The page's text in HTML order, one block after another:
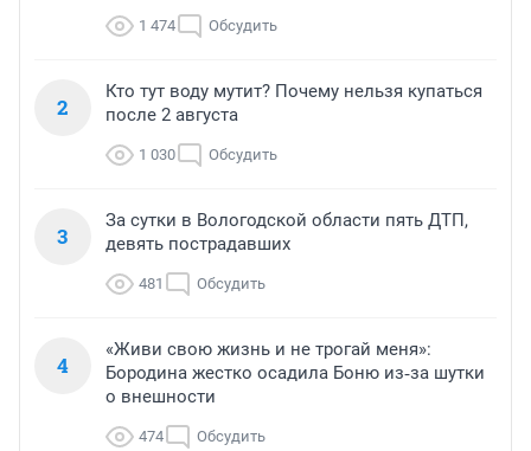
1 474 Обсудить
2
Кто тут воду мутит? Почему нельзя купаться
после 2 августа
1 030 Обсудить
3
За сутки в Вологодской области пять ДТП,
девять пострадавших
481 Обсудить
4
«Живи свою жизнь и не трогай меня»:
Бородина жестко осадила Боню из‑за шутки
о внешности
474 Обсудить